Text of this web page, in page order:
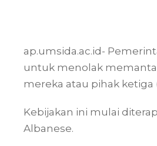
ap.umsida.ac.id-
untuk menolak
mereka atau pihak ketiga
Kebijakan ini mulai
Albanese.